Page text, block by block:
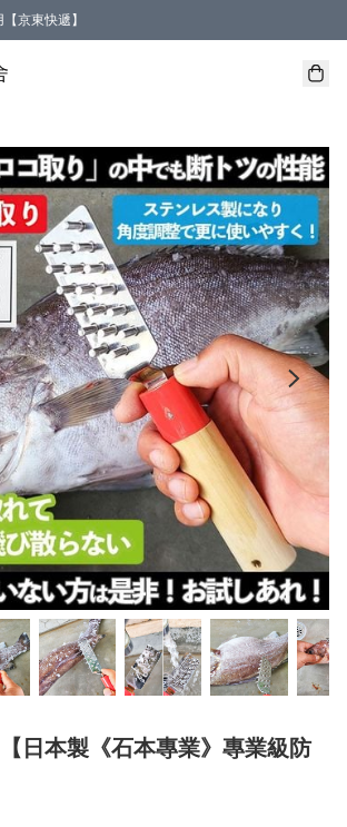
京東快遞】
【日本製《石本專業》專業級防